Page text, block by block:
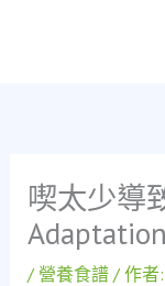
喫太少導
/ 營養食譜/ 作